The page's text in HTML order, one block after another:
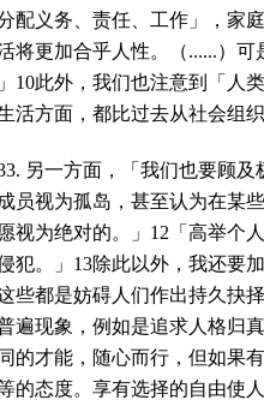
配义务、责任、工作」，家
将更加合乎人性。（......）可
10此外，我们也注意到「人
活方面，都比过去从社会组
另一方面，「我们也要顾
员视为孤岛，甚至认为在某
视为绝对的。」 12 「高举个
犯。」 13除此以外，我还要
些都是妨碍人们作出持久抉
遍现象，例如是追求人格归
的才能，随心而行，但如果
的态度。享有选择的自由使